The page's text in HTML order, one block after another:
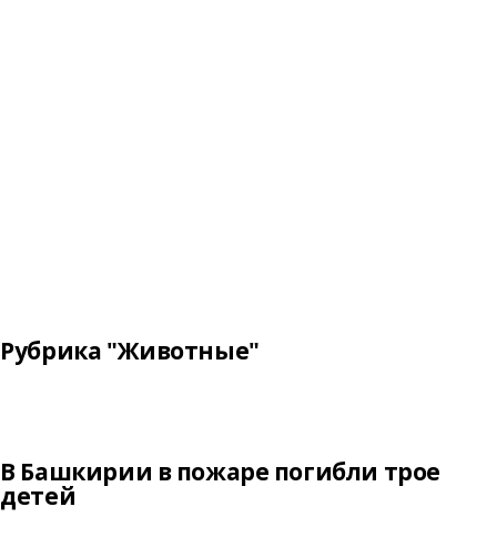
Рубрика "Животные"
В Башкирии в пожаре погибли трое
детей